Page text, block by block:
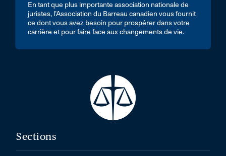
En tant que plus importante association nationale de
juristes, l’Association du Barreau canadien vous fournit
ce dont vous avez besoin pour prospérer dans votre
carrière et pour faire face aux changements de vie.
Sections